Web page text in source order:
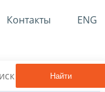
Контакты ENG
Найти